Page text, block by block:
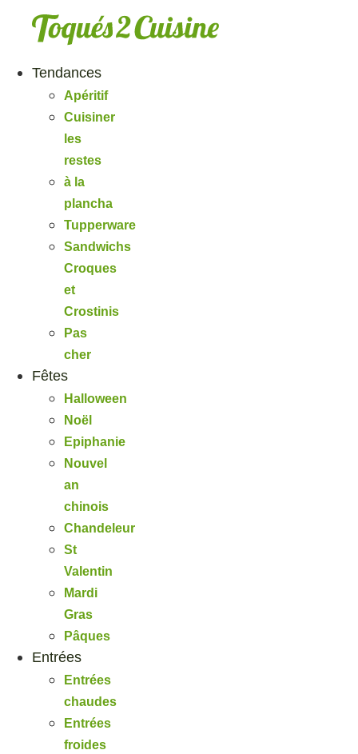
Tendances
Apéritif
Cuisiner
les
restes
à la
plancha
Tupperware
Sandwichs
Croques
et
Crostinis
Pas
cher
Fêtes
Halloween
Noël
Epiphanie
Nouvel
an
chinois
Chandeleur
St
Valentin
Mardi
Gras
Pâques
Entrées
Entrées
chaudes
Entrées
froides